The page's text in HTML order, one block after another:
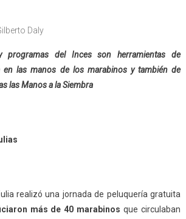
Daly
programas del Inces son herramientas de
en las manos de los marabinos y también de
las Manos a la Siembra
realizó una jornada de peluquería gratuita
más de 40 marabinos que circulaban